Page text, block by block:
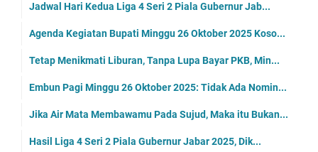
Jadwal Hari Kedua Liga 4 Seri 2 Piala Gubernur Jab...
Agenda Kegiatan Bupati Minggu 26 Oktober 2025 Koso...
Tetap Menikmati Liburan, Tanpa Lupa Bayar PKB, Min...
Embun Pagi Minggu 26 Oktober 2025: Tidak Ada Nomin...
Jika Air Mata Membawamu Pada Sujud, Maka itu Bukan...
Hasil Liga 4 Seri 2 Piala Gubernur Jabar 2025, Dik...